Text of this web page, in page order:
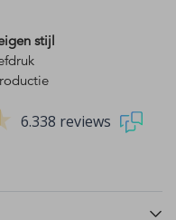
stijl
6.338 reviews